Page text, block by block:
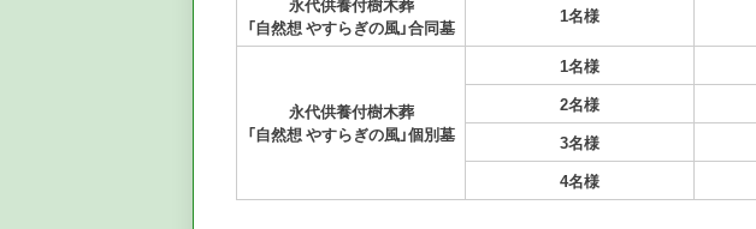
「自然想 やすらぎの風」合同墓
1名様
永代供養付樹木葬
「自然想 やすらぎの風」個別墓
1名様
2名様
3名様
4名様